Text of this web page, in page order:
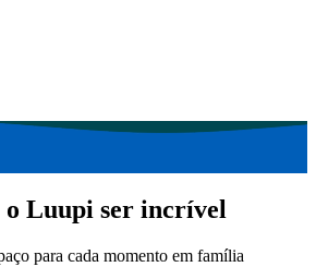
o Luupi ser incrível
para cada momento em família